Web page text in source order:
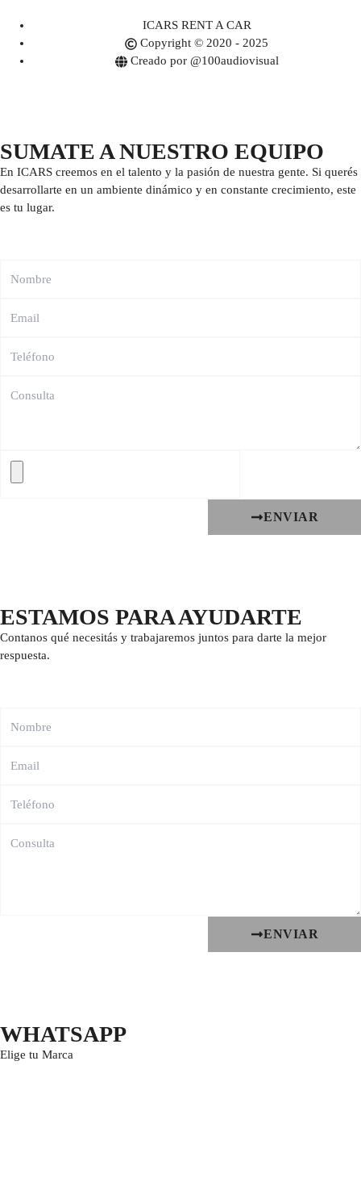
ICARS RENT A CAR
Copyright © 2020 - 2025
Creado por @100audiovisual
SUMATE A NUESTRO EQUIPO
En ICARS creemos en el talento y la pasión de nuestra gente. Si querés
desarrollarte en un ambiente dinámico y en constante crecimiento, este
es tu lugar.
ENVIAR
ESTAMOS PARA AYUDARTE
Contanos qué necesitás y trabajaremos juntos para darte la mejor
respuesta.
ENVIAR
WHATSAPP
Elige tu Marca